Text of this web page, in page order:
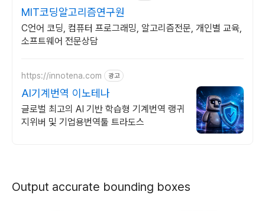
MIT코딩알고리즘연구원
C언어 코딩, 컴퓨터 프로그래밍, 알고리즘전문, 개인별 교육,
소프트웨어 전문상담
https://innotena.com 광고
AI기계번역 이노테나
글로벌 최고의 AI 기반 학습형 기계번역 랭귀
지위버 및 기업용번역툴 트라도스
Output accurate bounding boxes